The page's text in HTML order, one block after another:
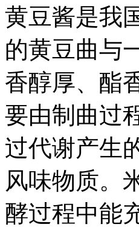
黄豆酱是我
的黄豆曲与
香醇厚、酯
要由制曲过
过代谢产生
风味物质。
酵过程中能